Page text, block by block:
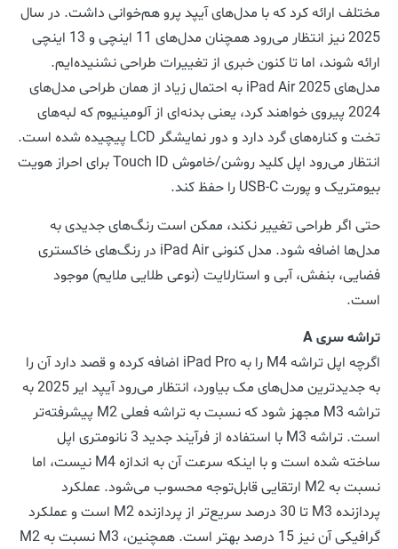
مختلف ارائه کرد که با مدل‌های آیپد پرو هم‌خوانی داشت. در سال
2025 نیز انتظار می‌رود همچنان مدل‌های 11 اینچی و 13 اینچی
ارائه شوند، اما تا کنون خبری از تغییرات طراحی نشنیده‌ایم.
مدل‌های iPad Air 2025 به احتمال زیاد از همان طراحی مدل‌های
2024 پیروی خواهند کرد، یعنی بدنه‌ای از آلومینیوم که لبه‌های
تخت و کناره‌های گرد دارد و دور نمایشگر LCD پیچیده شده است.
انتظار می‌رود اپل کلید روشن/خاموش Touch ID برای احراز هویت
بیومتریک و پورت USB-C را حفظ کند.
حتی اگر طراحی تغییر نکند، ممکن است رنگ‌های جدیدی به
مدل‌ها اضافه شود. مدل کنونی iPad Air در رنگ‌های خاکستری
فضایی، بنفش، آبی و استارلایت (نوعی طلایی ملایم) موجود
است.
تراشه سری A
اگرچه اپل تراشه M4 را به iPad Pro اضافه کرده و قصد دارد آن را
به جدیدترین مدل‌های مک بیاورد، انتظار می‌رود آیپد ایر 2025 به
تراشه M3 مجهز شود که نسبت به تراشه فعلی M2 پیشرفته‌تر
است. تراشه M3 با استفاده از فرآیند جدید 3 نانومتری اپل
ساخته شده است و با اینکه سرعت آن به اندازه M4 نیست، اما
نسبت به M2 ارتقایی قابل‌توجه محسوب می‌شود. عملکرد
پردازنده M3 تا 30 درصد سریع‌تر از پردازنده M2 است و عملکرد
گرافیکی آن نیز 15 درصد بهتر است. همچنین، M3 نسبت به M2